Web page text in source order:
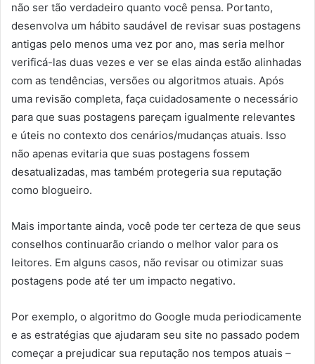
não ser tão verdadeiro quanto você pensa. Portanto,
desenvolva um hábito saudável de revisar suas postagens
antigas pelo menos uma vez por ano, mas seria melhor
verificá-las duas vezes e ver se elas ainda estão alinhadas
com as tendências, versões ou algoritmos atuais. Após
uma revisão completa, faça cuidadosamente o necessário
para que suas postagens pareçam igualmente relevantes
e úteis no contexto dos cenários/mudanças atuais. Isso
não apenas evitaria que suas postagens fossem
desatualizadas, mas também protegeria sua reputação
como blogueiro.
Mais importante ainda, você pode ter certeza de que seus
conselhos continuarão criando o melhor valor para os
leitores. Em alguns casos, não revisar ou otimizar suas
postagens pode até ter um impacto negativo.
Por exemplo, o algoritmo do Google muda periodicamente
e as estratégias que ajudaram seu site no passado podem
começar a prejudicar sua reputação nos tempos atuais –